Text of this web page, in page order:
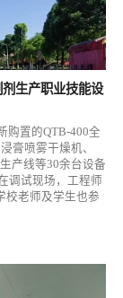
生产职业技能设
购置的QTB-400全
膏喷雾干燥机、
产线等30余台设备
调试现场，工程师
校老师及学生也参